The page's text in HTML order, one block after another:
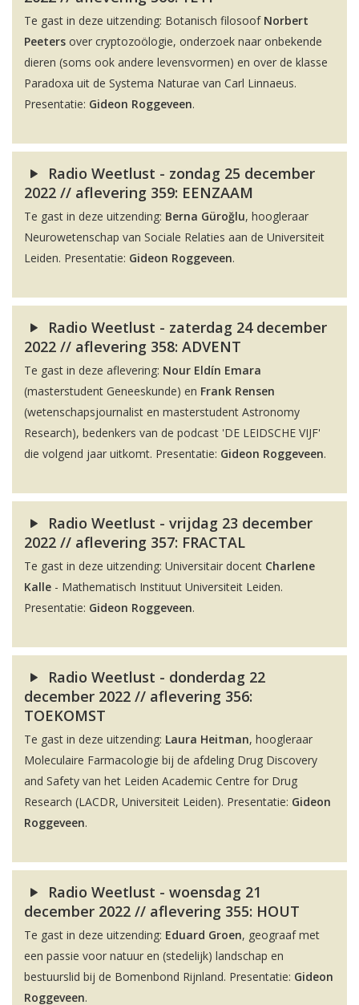
Te gast in deze uitzending: Botanisch filosoof Norbert
Peeters over cryptozoölogie, onderzoek naar onbekende
dieren (soms ook andere levensvormen) en over de klasse
Paradoxa uit de Systema Naturae van Carl Linnaeus.
Presentatie: Gideon Roggeveen.
Radio Weetlust - zondag 25 december
2022 // aflevering 359: EENZAAM
Te gast in deze uitzending: Berna Güroğlu, hoogleraar
Neurowetenschap van Sociale Relaties aan de Universiteit
Leiden. Presentatie: Gideon Roggeveen.
Radio Weetlust - zaterdag 24 december
2022 // aflevering 358: ADVENT
Te gast in deze aflevering: Nour Eldín Emara
(masterstudent Geneeskunde) en Frank Rensen
(wetenschapsjournalist en masterstudent Astronomy
Research), bedenkers van de podcast 'DE LEIDSCHE VIJF'
die volgend jaar uitkomt. Presentatie: Gideon Roggeveen.
Radio Weetlust - vrijdag 23 december
2022 // aflevering 357: FRACTAL
Te gast in deze uitzending: Universitair docent Charlene
Kalle - Mathematisch Instituut Universiteit Leiden.
Presentatie: Gideon Roggeveen.
Radio Weetlust - donderdag 22
december 2022 // aflevering 356:
TOEKOMST
Te gast in deze uitzending: Laura Heitman, hoogleraar
Moleculaire Farmacologie bij de afdeling Drug Discovery
and Safety van het Leiden Academic Centre for Drug
Research (LACDR, Universiteit Leiden). Presentatie: Gideon
Roggeveen.
Radio Weetlust - woensdag 21
december 2022 // aflevering 355: HOUT
Te gast in deze uitzending: Eduard Groen, geograaf met
een passie voor natuur en (stedelijk) landschap en
bestuurslid bij de Bomenbond Rijnland. Presentatie: Gideon
Roggeveen.